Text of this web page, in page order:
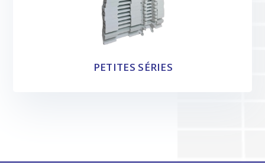
PETITES SÉRIES